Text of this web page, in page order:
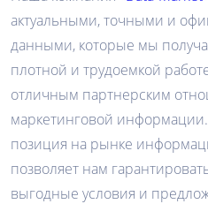
актуальными, точными и
данными, которые мы
плотной и трудоемкой
отличным партнерским
маркетинговой
позиция на рынке
позволяет нам
выгодные условия и